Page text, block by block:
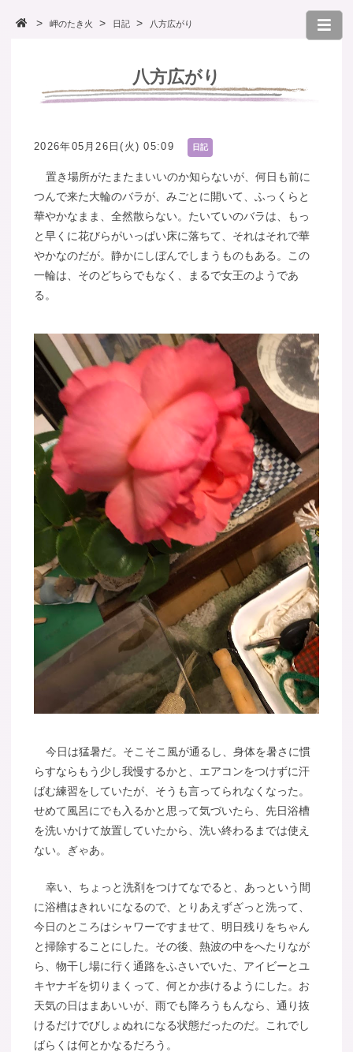
岬のたき火 日記 八方広がり
八方広がり
2026年05月26日(火) 05:09 日記
置き場所がたまたまいいのか知らないが、何日も前に
つんで来た大輪のバラが、みごとに開いて、ふっくらと
華やかなまま、全然散らない。たいていのバラは、もっ
と早くに花びらがいっぱい床に落ちて、それはそれで華
やかなのだが。静かにしぼんでしまうものもある。この
一輪は、そのどちらでもなく、まるで女王のようであ
る。
今日は猛暑だ。そこそこ風が通るし、身体を暑さに慣
らすならもう少し我慢するかと、エアコンをつけずに汗
ばむ練習をしていたが、そうも言ってられなくなった。
せめて風呂にでも入るかと思って気づいたら、先日浴槽
を洗いかけて放置していたから、洗い終わるまでは使え
ない。ぎゃあ。
幸い、ちょっと洗剤をつけてなでると、あっという間
に浴槽はきれいになるので、とりあえずざっと洗って、
今日のところはシャワーですませて、明日残りをちゃん
と掃除することにした。その後、熱波の中をへたりなが
ら、物干し場に行く通路をふさいでいた、アイビーとユ
キヤナギを切りまくって、何とか歩けるようにした。お
天気の日はまあいいが、雨でも降ろうもんなら、通り抜
けるだけでびしょぬれになる状態だったのだ。これでし
ばらくは何とかなるだろう。